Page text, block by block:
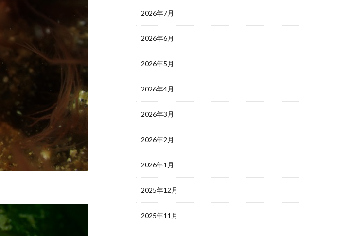
2026年7月
2026年6月
2026年5月
2026年4月
2026年3月
2026年2月
2026年1月
2025年12月
2025年11月